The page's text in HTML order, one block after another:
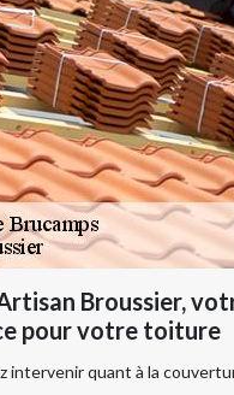
Broussier,
pour votre toiture
intervenir quant à la